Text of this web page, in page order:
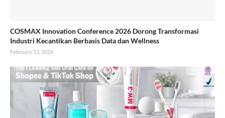
COSMAX Innovation Conference 2026 Dorong Transformasi
Industri Kecantikan Berbasis Data dan Wellness
February 13, 2026